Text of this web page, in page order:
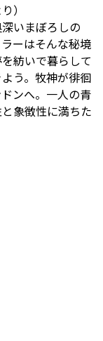
）
いまぼろしの
ーはそんな秘境
紡いで暮らして
う。牧神が徘徊
ンへ。一人の青
象徴性に満ちた